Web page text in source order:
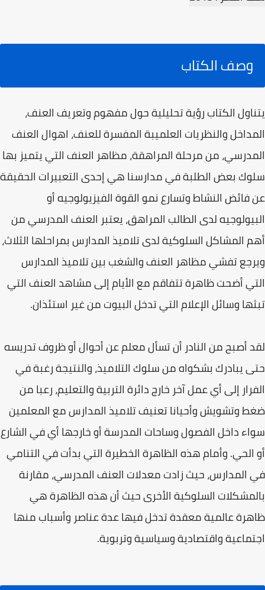
وصف الكتاب
يتناول الكتاب رؤية تحليلية حول مفهوم وتعريف العنف،
المداخل والنظريات العلميبة المفسرة للعنف، اهوال العنف
المدرسي، من مرحلة المراهقة، مظاهر العنف التي يتميز بها
سلوك بعض الطلبة في مدارسنا هي إحدى التعبيرات الحقيقة
عن فائض النشاط وتسارع نمو القوة الفيزيولوجيه أو
البيولوجيه لدى الطالب المراهق، يعتبر العنف المدرسي من
أهم المشاكل السلوكية لدى تلاميذ المدارس بمراحلها الثلاث،
ويرجع تفشي مظاهر العنف والشغب بين تلاميذ المدارس
التي أضحت ظاهرة تتفاقم مع الأيام إلى مشاهد العنف التي
تبثها وسائل الإعلام التي تدخل البيوت من غير استئذان.
لقد أصبح من النادر أن تسأل معلم عن أحوال أو ظروف تدريسه
حتى يبادرك بشكواه من سلوك التلاميذ، والنتيجة رغبة في
الفرار إلى أي عمل آخر خارج دائرة التربية والتعليم، رعبا من
ضغط وتشويش وأحيانا تعنيف تلاميذ المدارس مع المعلمين
سواء داخل الفصول وساحات المدرسة أو خارجها أي في الشارع
أو الحي. وأمام هذه الظاهرة الخطيرة التي بدأت في التنامي
في المدارس، حيث زادت معدلات العنف المدرسي، مقارنة
بالمشكلات السلوكية الأخرى حيث أن هذه الظاهرة هي
ظاهرة عالمية معقدة تدخل فيها عدة عناصر وأسباب منها
اجتماعية واقتصادية وسياسية وتربوية.